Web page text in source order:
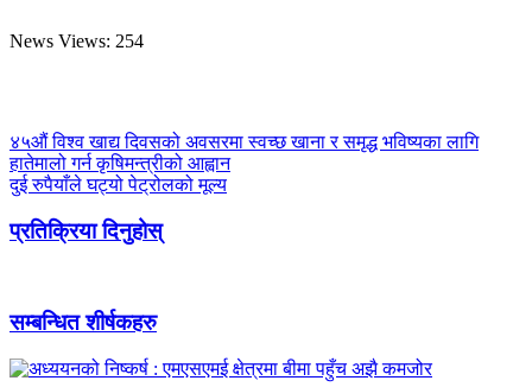
News Views: 254
४५औं विश्व खाद्य दिवसको अवसरमा स्वच्छ खाना र समृद्ध भविष्यका लागि
हातेमालो गर्न कृषिमन्त्रीको आह्वान
दुई रुपैयाँले घट्यो पेट्रोलको मूल्य
प्रतिक्रिया दिनुहोस्
सम्बन्धित शीर्षकहरु